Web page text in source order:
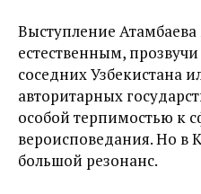
Выступление
естественным,
соседних Узбекистана
авторитарных
особой терпимостью к
вероисповедания. Но в
большой резонанс.